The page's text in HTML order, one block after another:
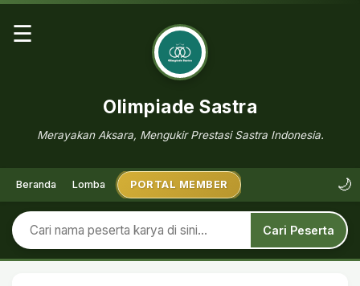
☰
Olimpiade Sastra
Merayakan Aksara, Mengukir Prestasi Sastra Indonesia.
Beranda Lomba PORTAL MEMBER 🌙
Cari Peserta